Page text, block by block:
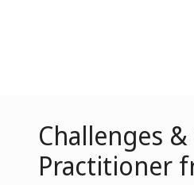
Challenges
Practitioner